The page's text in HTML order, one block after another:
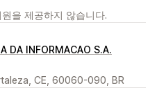
을 제공하지 않습니다.
DA INFORMACAO S.A.
CE, 60060-090, BR